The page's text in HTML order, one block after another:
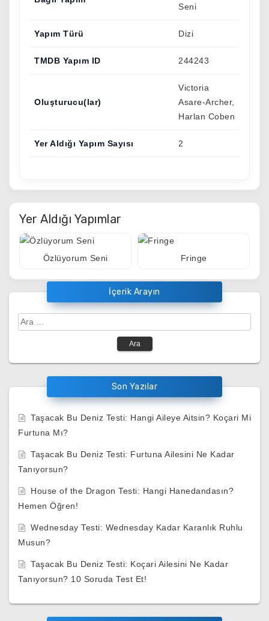
Seni
Yapım Türü Dizi
TMDB Yapım ID 244243
Oluşturucu(lar)
Victoria
Asare-Archer,
Harlan Coben
Yer Aldığı Yapım Sayısı 2
Yer Aldığı Yapımlar
Özlüyorum Seni Fringe
İçerik Arayın
Arama:
Son Yazılar
Taşacak Bu Deniz Testi: Hangi Aileye Aitsin? Koçari Mi
Furtuna Mı?
Taşacak Bu Deniz Testi: Furtuna Ailesini Ne Kadar
Tanıyorsun?
House of the Dragon Testi: Hangi Hanedandasın?
Hemen Öğren!
Wednesday Testi: Wednesday Kadar Karanlık Ruhlu
Musun?
Taşacak Bu Deniz Testi: Koçari Ailesini Ne Kadar
Tanıyorsun? 10 Soruda Test Et!